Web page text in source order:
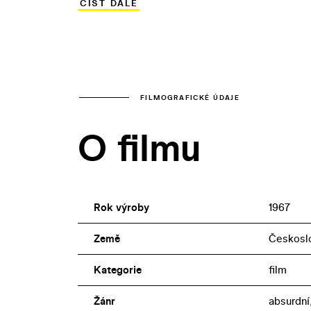
jež si ve jménu neživých hodnot neváží
ČÍST DÁLE
FILMOGRAFICKÉ ÚDAJE
O filmu
Rok výroby 1967
Země
Kategorie film
Žánr